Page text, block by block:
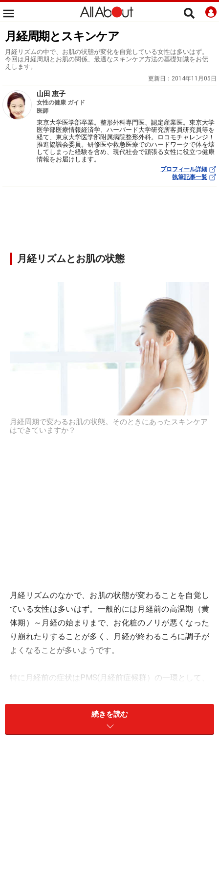
月経周期とスキンケア
月経リズムの中で、お肌の状態が変化を自覚している女性は多いはず。
今回は月経周期とお肌の関係、最適なスキンケア方法の基礎知識をお伝
えします。
更新日： 2014年11月05日
山田 恵子
女性の健康 ガイド
医師
東京大学医学部卒業。整形外科専門医、認定産業医。東京大学
医学部医療情報経済学、ハーバード大学研究所客員研究員等を
経て、東京大学医学部附属病院整形外科。ロコモチャレンジ！
推進協議会委員。研修医や救急医療でのハードワークで体を壊
してしまった経験を含め、現代社会で頑張る女性に役立つ健康
情報をお届けします。
プロフィール詳細
執筆記事一覧
月経リズムとお肌の状態
月経周期で変わるお肌の状態。そのときにあったスキンケア
はできていますか？
月経リズムのなかで、お肌の状態が変わることを自覚し
ている女性は多いはず。一般的には月経前の高温期（黄
体期）～月経の始まりまで、お化粧のノリが悪くなった
り崩れたりすることが多く、月経が終わるころに調子が
よくなることが多いようです。
特に月経前の症状はPMS(月経前症候群）の一環として、
も。
皮膚は同じように見えても日々新陳代謝を繰り返してい
続きを読む